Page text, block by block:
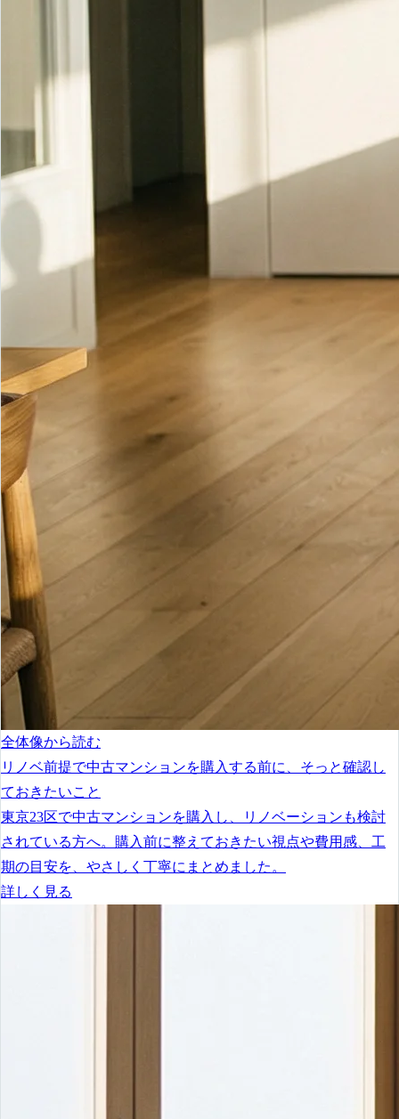
全体像から読む
リノベ前提で中古マンションを購入する前に、そっと確認し
ておきたいこと
東京23区で中古マンションを購入し、リノベーションも検討
されている方へ。購入前に整えておきたい視点や費用感、工
期の目安を、やさしく丁寧にまとめました。
詳しく見る